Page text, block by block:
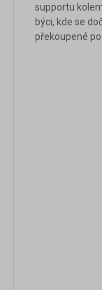
supportu
býci, kde se
překoupené